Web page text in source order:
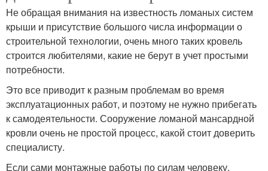
Не обращая внимания на известность ломаных систем
крыши и присутствие большого числа информации о
строительной технологии, очень много таких кровель
строится любителями, какие не берут в учет простыми
потребности.
Это все приводит к разным проблемам во время
эксплуатационных работ, и поэтому не нужно прибегать
к самодеятельности. Сооружение ломаной мансардной
кровли очень не простой процесс, какой стоит доверить
специалисту.
Если сами монтажные работы по силам человеку,